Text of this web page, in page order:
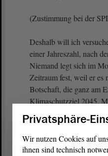
(Zustimmung bei der
Deshalb will ich
einer Jahreszahl, nach
Niemand legt sich im
Zeitraum fest, weil er es
Botschaft, die ganz am
Klimaschutzziel 2045.
in Europa auf 2050
Darüber hinaus haben
Förderungen und die
Privatsphäre-
Wir nutzen Cookies auf
ihnen sind technisch